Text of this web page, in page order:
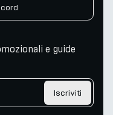
e guide
Iscriviti